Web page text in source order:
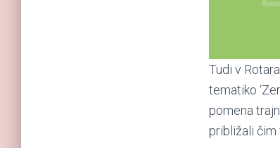
Tudi v
tematiko
pomena
približali čim